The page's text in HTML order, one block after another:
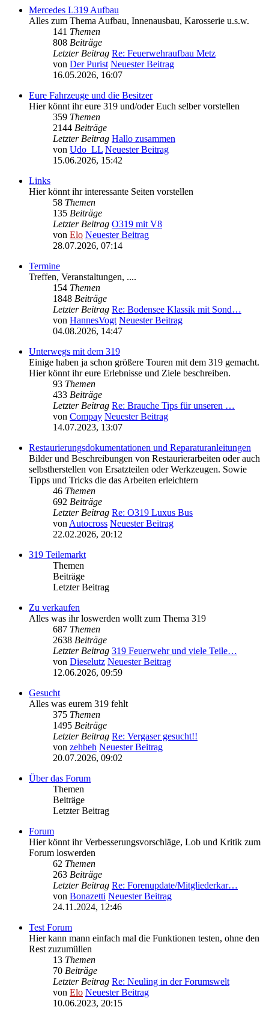
Mercedes L319 Aufbau
Alles zum Thema Aufbau, Innenausbau, Karosserie u.s.w.
141 Themen
808 Beiträge
Letzter Beitrag Re: Feuerwehraufbau Metz
von Der Purist Neuester Beitrag
16.05.2026, 16:07
Eure Fahrzeuge und die Besitzer
Hier könnt ihr eure 319 und/oder Euch selber vorstellen
359 Themen
2144 Beiträge
Letzter Beitrag Hallo zusammen
von Udo_LL Neuester Beitrag
15.06.2026, 15:42
Links
Hier könnt ihr interessante Seiten vorstellen
58 Themen
135 Beiträge
Letzter Beitrag O319 mit V8
von Elo Neuester Beitrag
28.07.2026, 07:14
Termine
Treffen, Veranstaltungen, ....
154 Themen
1848 Beiträge
Letzter Beitrag Re: Bodensee Klassik mit Sond…
von HannesVogt Neuester Beitrag
04.08.2026, 14:47
Unterwegs mit dem 319
Einige haben ja schon größere Touren mit dem 319 gemacht.
Hier könnt ihr eure Erlebnisse und Ziele beschreiben.
93 Themen
433 Beiträge
Letzter Beitrag Re: Brauche Tips für unseren …
von Compay Neuester Beitrag
14.07.2023, 13:07
Restaurierungsdokumentationen und Reparaturanleitungen
Bilder und Beschreibungen von Restaurierarbeiten oder auch
selbstherstellen von Ersatzteilen oder Werkzeugen. Sowie
Tipps und Tricks die das Arbeiten erleichtern
46 Themen
692 Beiträge
Letzter Beitrag Re: O319 Luxus Bus
von Autocross Neuester Beitrag
22.02.2026, 20:12
319 Teilemarkt
Themen
Beiträge
Letzter Beitrag
Zu verkaufen
Alles was ihr loswerden wollt zum Thema 319
687 Themen
2638 Beiträge
Letzter Beitrag 319 Feuerwehr und viele Teile…
von Dieselutz Neuester Beitrag
12.06.2026, 09:59
Gesucht
Alles was eurem 319 fehlt
375 Themen
1495 Beiträge
Letzter Beitrag Re: Vergaser gesucht!!
von zehbeh Neuester Beitrag
20.07.2026, 09:02
Über das Forum
Themen
Beiträge
Letzter Beitrag
Forum
Hier könnt ihr Verbesserungsvorschläge, Lob und Kritik zum
Forum loswerden
62 Themen
263 Beiträge
Letzter Beitrag Re: Forenupdate/Mitgliederkar…
von Bonazetti Neuester Beitrag
24.11.2024, 12:46
Test Forum
Hier kann mann einfach mal die Funktionen testen, ohne den
Rest zuzumüllen
13 Themen
70 Beiträge
Letzter Beitrag Re: Neuling in der Forumswelt
von Elo Neuester Beitrag
10.06.2023, 20:15